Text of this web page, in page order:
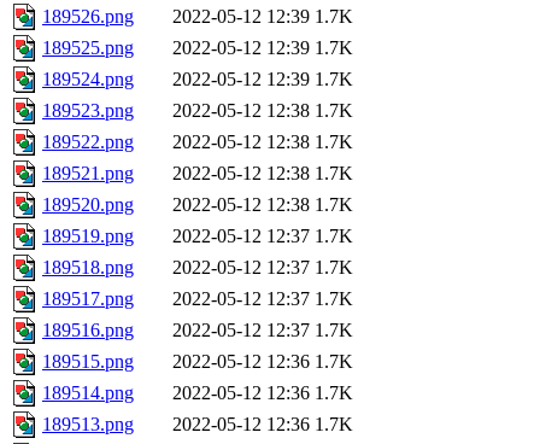
189526.png
2022-05-12 12:39 1.7K
189525.png
2022-05-12 12:39 1.7K
189524.png
2022-05-12 12:39 1.7K
189523.png
2022-05-12 12:38 1.7K
189522.png
2022-05-12 12:38 1.7K
189521.png
2022-05-12 12:38 1.7K
189520.png
2022-05-12 12:38 1.7K
189519.png
2022-05-12 12:37 1.7K
189518.png
2022-05-12 12:37 1.7K
189517.png
2022-05-12 12:37 1.7K
189516.png
2022-05-12 12:37 1.7K
189515.png
2022-05-12 12:36 1.7K
189514.png
2022-05-12 12:36 1.7K
189513.png
2022-05-12 12:36 1.7K